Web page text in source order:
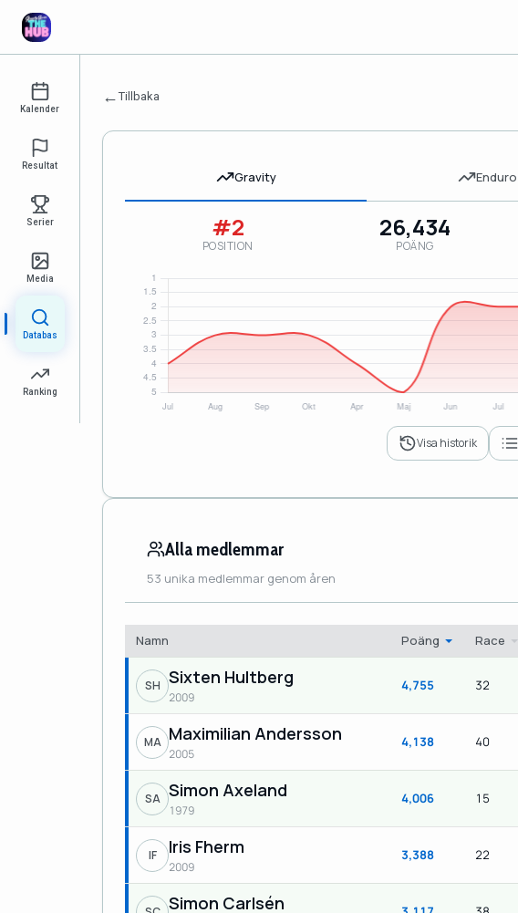
Kalender
Resultat
Serier
Media
Databas
Ranking
←Tillbaka
Gravity Enduro
#2
POSITION
26,434
POÄNG
Visa historik
Alla medlemmar
53 unika medlemmar genom åren
Namn Poäng Race
SH Sixten Hultberg
2009
4,755 32
MA Maximilian Andersson
2005
4,138 40
SA Simon Axeland
1979
4,006 15
IF Iris Fherm
2009
3,388 22
Simon Carlsén